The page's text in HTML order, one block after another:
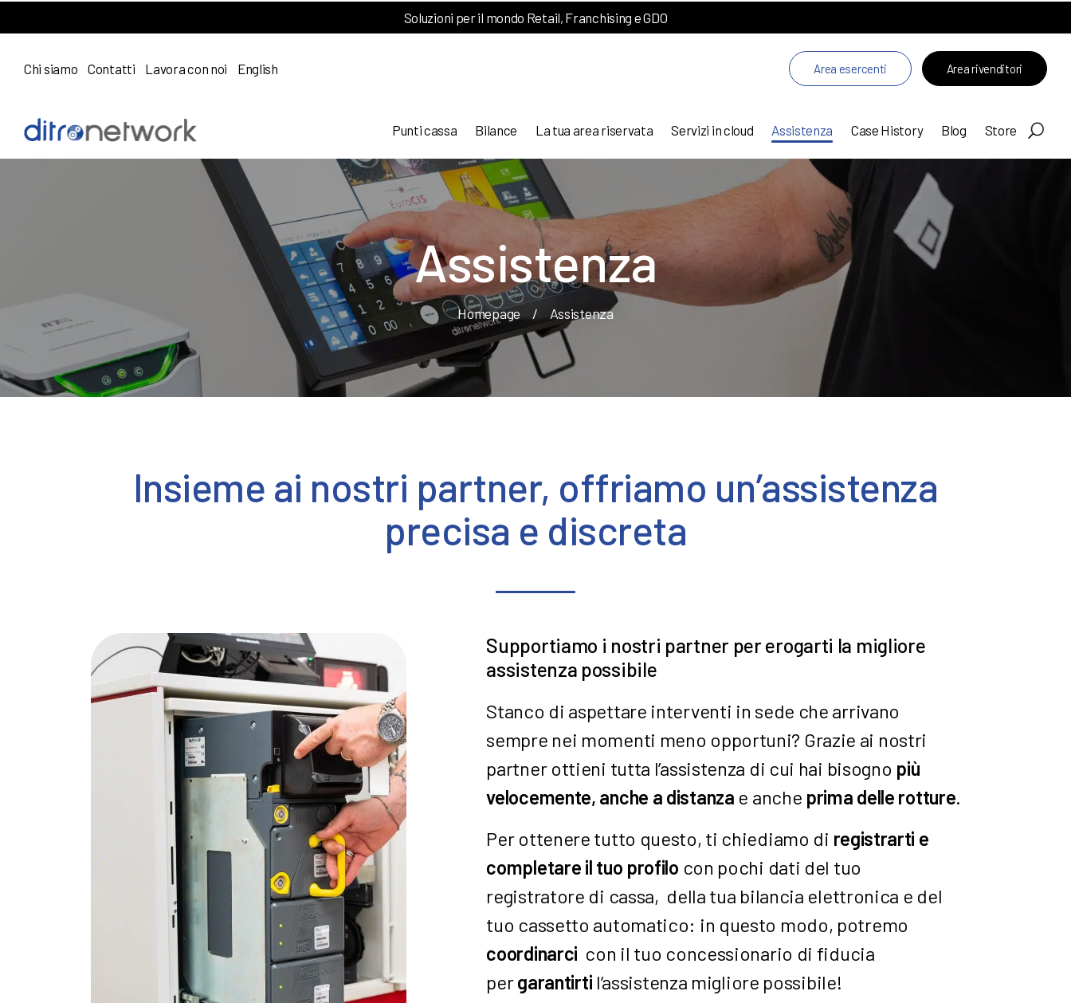
Soluzioni per il mondo Retail, Franchising e GDO
Chi siamo Contatti Lavora con noi English Area esercenti Area rivenditori
Punti cassa Bilance La tua area riservata Servizi in cloud Assistenza Case History Blog Store
Assistenza
Homepage / Assistenza
Insieme ai nostri partner, offriamo un’assistenza
precisa e discreta
Supportiamo i nostri partner per erogarti la migliore
assistenza possibile
Stanco di aspettare interventi in sede che arrivano
sempre nei momenti meno opportuni? Grazie ai nostri
partner ottieni tutta l’assistenza di cui hai bisogno più
velocemente, anche a distanza e anche prima delle rotture.
Per ottenere tutto questo, ti chiediamo di registrarti e
completare il tuo profilo con pochi dati del tuo
registratore di cassa, della tua bilancia elettronica e del
tuo cassetto automatico: in questo modo, potremo
coordinarci con il tuo concessionario di fiducia
pergarantirti l’assistenza migliore possibile!